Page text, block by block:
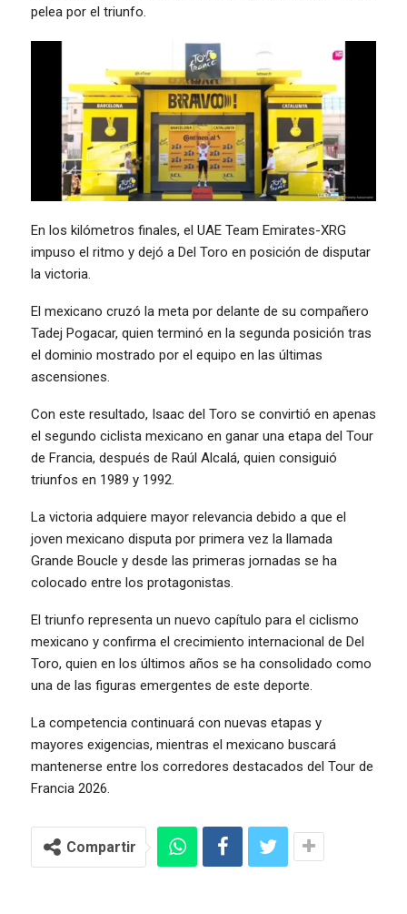
pelea por el triunfo.
En los kilómetros finales, el UAE Team Emirates-XRG
impuso el ritmo y dejó a Del Toro en posición de disputar
la victoria.
El mexicano cruzó la meta por delante de su compañero
Tadej Pogacar, quien terminó en la segunda posición tras
el dominio mostrado por el equipo en las últimas
ascensiones.
Con este resultado, Isaac del Toro se convirtió en apenas
el segundo ciclista mexicano en ganar una etapa del Tour
de Francia, después de Raúl Alcalá, quien consiguió
triunfos en 1989 y 1992.
La victoria adquiere mayor relevancia debido a que el
joven mexicano disputa por primera vez la llamada
Grande Boucle y desde las primeras jornadas se ha
colocado entre los protagonistas.
El triunfo representa un nuevo capítulo para el ciclismo
mexicano y confirma el crecimiento internacional de Del
Toro, quien en los últimos años se ha consolidado como
una de las figuras emergentes de este deporte.
La competencia continuará con nuevas etapas y
mayores exigencias, mientras el mexicano buscará
mantenerse entre los corredores destacados del Tour de
Francia 2026.
Compartir